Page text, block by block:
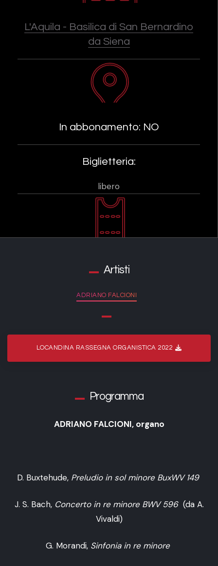
L'Aquila - Basilica di San Bernardino
da Siena
In abbonamento: NO
Biglietteria:
libero
Artisti
ADRIANO FALCIONI
LOCANDINA RASSEGNA ORGANISTICA 2022
Programma
ADRIANO FALCIONI, organo
D. Buxtehude, Preludio in sol minore BuxWV 149
J. S. Bach, Concerto in re minore BWV 596(da A.
Vivaldi)
G. Morandi, Sinfonia in re minore